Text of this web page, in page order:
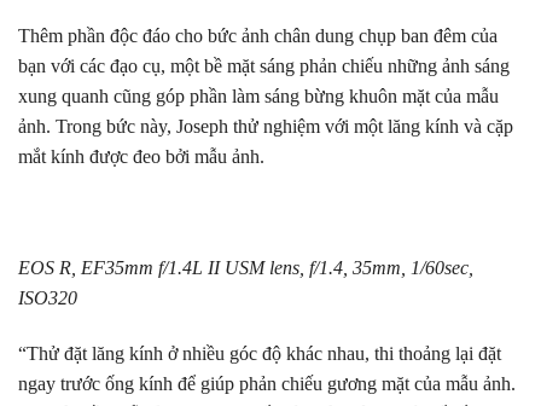
Thêm phần độc đáo cho bức ảnh chân dung chụp ban đêm của
bạn với các đạo cụ, một bề mặt sáng phản chiếu những ảnh sáng
xung quanh cũng góp phần làm sáng bừng khuôn mặt của mẫu
ảnh. Trong bức này, Joseph thử nghiệm với một lăng kính và cặp
mắt kính được đeo bởi mẫu ảnh.
EOS R, EF35mm f/1.4L II USM lens, f/1.4, 35mm, 1/60sec,
ISO320
“Thử đặt lăng kính ở nhiều góc độ khác nhau, thi thoảng lại đặt
ngay trước ống kính để giúp phản chiếu gương mặt của mẫu ảnh.